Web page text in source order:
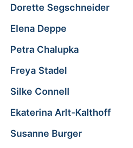
Dorette Segschneider
Elena Deppe
Petra Chalupka
Freya Stadel
Silke Connell
Ekaterina Arlt-Kalthoff
Susanne Burger